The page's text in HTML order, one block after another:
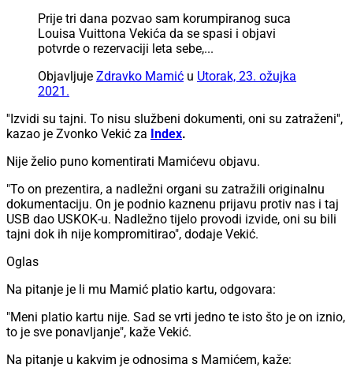
Prije tri dana pozvao sam korumpiranog suca
Louisa Vuittona Vekića da se spasi i objavi
potvrde o rezervaciji leta sebe,...
Objavljuje Zdravko Mamić u Utorak, 23. ožujka
2021.
''Izvidi su tajni. To nisu službeni dokumenti, oni su zatraženi'',
kazao je Zvonko Vekić za Index.
Nije želio puno komentirati Mamićevu objavu.
"To on prezentira, a nadležni organi su zatražili originalnu
dokumentaciju. On je podnio kaznenu prijavu protiv nas i taj
USB dao USKOK-u. Nadležno tijelo provodi izvide, oni su bili
tajni dok ih nije kompromitirao", dodaje Vekić.
Oglas
Na pitanje je li mu Mamić platio kartu, odgovara:
"Meni platio kartu nije. Sad se vrti jedno te isto što je on iznio,
to je sve ponavljanje", kaže Vekić.
Na pitanje u kakvim je odnosima s Mamićem, kaže: